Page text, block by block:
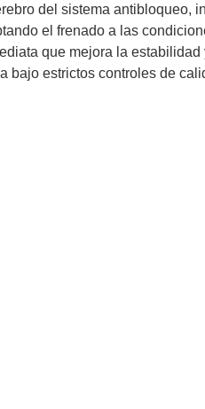
del sistema antibloqueo,
el frenado a las
que mejora la
bajo estrictos controles de